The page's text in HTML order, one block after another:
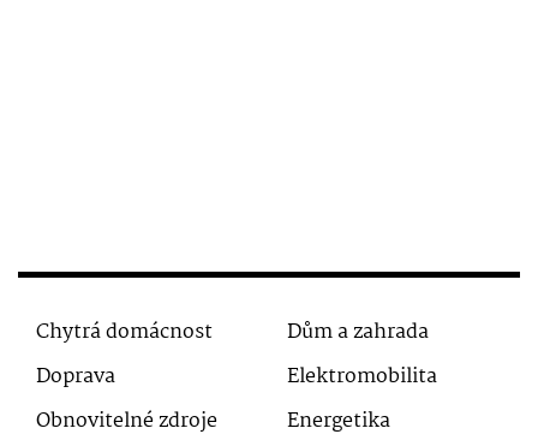
Chytrá domácnost
Dům a zahrada
Doprava
Elektromobilita
Obnovitelné zdroje
Energetika